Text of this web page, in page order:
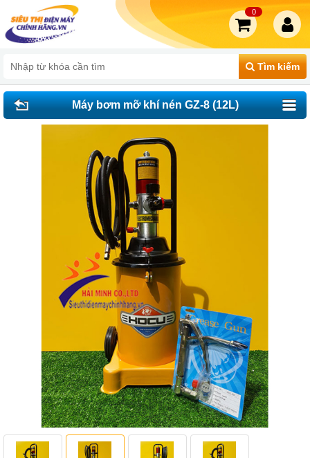
Tìm kiếm
0
Máy bơm mỡ khí nén GZ-8 (12L)